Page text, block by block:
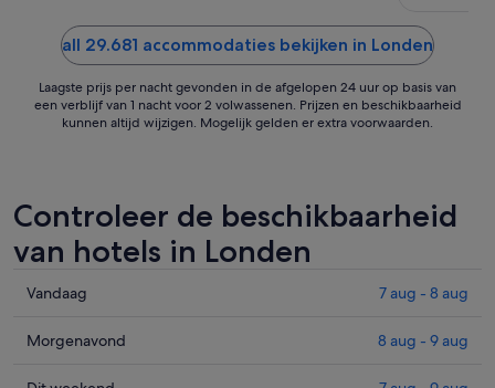
all 29.681 accommodaties bekijken in Londen
Laagste prijs per nacht gevonden in de afgelopen 24 uur op basis van
een verblijf van 1 nacht voor 2 volwassenen. Prijzen en beschikbaarheid
kunnen altijd wijzigen. Mogelijk gelden er extra voorwaarden.
Controleer de beschikbaarheid
van hotels in Londen
Prijzen
Londen
Vandaag 7 aug - 8 aug
Prijzen
Morgenavond 8 aug - 9 aug